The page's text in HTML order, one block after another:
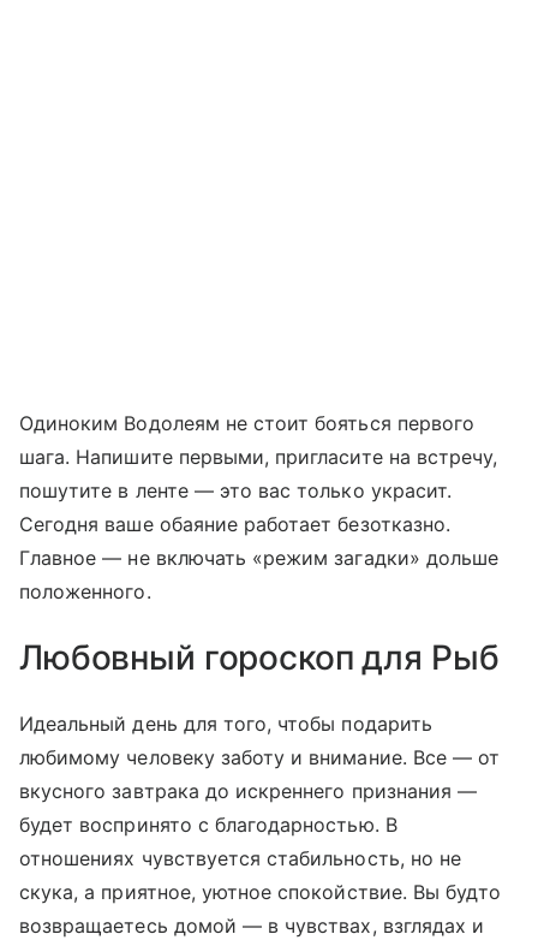
Одиноким Водолеям не стоит бояться первого
шага. Напишите первыми, пригласите на встречу,
пошутите в ленте — это вас только украсит.
Сегодня ваше обаяние работает безотказно.
Главное — не включать «режим загадки» дольше
положенного.
Любовный гороскоп для Рыб
Идеальный день для того, чтобы подарить
любимому человеку заботу и внимание. Все — от
вкусного завтрака до искреннего признания —
будет воспринято с благодарностью. В
отношениях чувствуется стабильность, но не
скука, а приятное, уютное спокойствие. Вы будто
возвращаетесь домой — в чувствах, взглядах и